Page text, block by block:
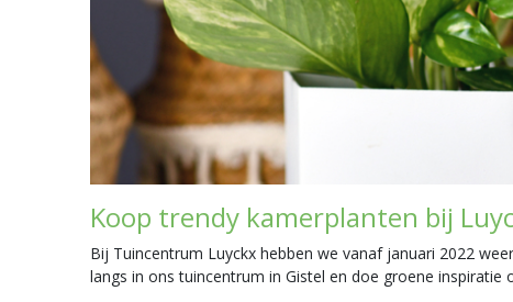
Koop trendy kamerplanten bij
Bij Tuincentrum Luyckx hebben we vanaf januari 2022
langs in ons tuincentrum in Gistel en doe groene